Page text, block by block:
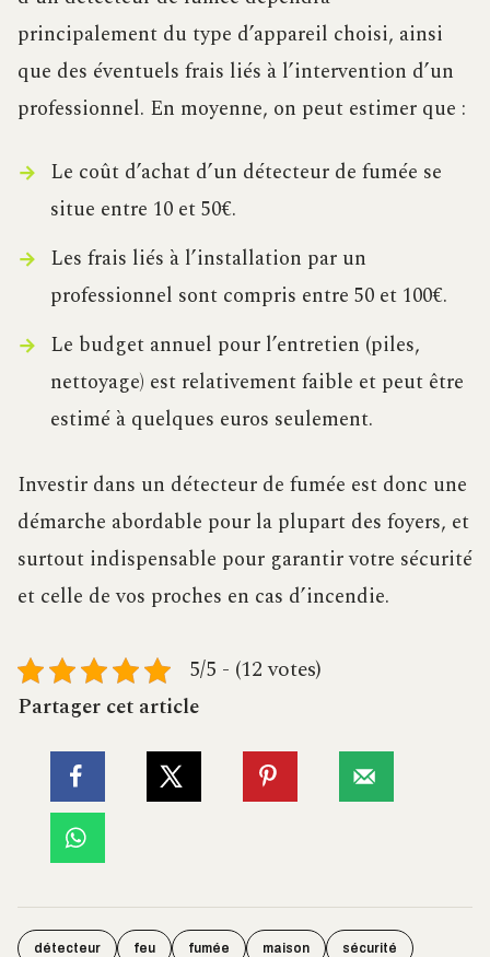
principalement du type d’appareil choisi, ainsi
que des éventuels frais liés à l’intervention d’un
professionnel. En moyenne, on peut estimer que :
Le coût d’achat d’un détecteur de fumée se
situe entre 10 et 50€.
Les frais liés à l’installation par un
professionnel sont compris entre 50 et 100€.
Le budget annuel pour l’entretien (piles,
nettoyage) est relativement faible et peut être
estimé à quelques euros seulement.
Investir dans un détecteur de fumée est donc une
démarche abordable pour la plupart des foyers, et
surtout indispensable pour garantir votre sécurité
et celle de vos proches en cas d’incendie.
5/5 - (12 votes)
Partager cet article
détecteur feu fumée maison sécurité